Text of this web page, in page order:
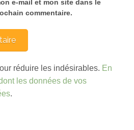
e-mail et mon site dans le
commentaire.
réduire les indésirables. En
les données de vos
.